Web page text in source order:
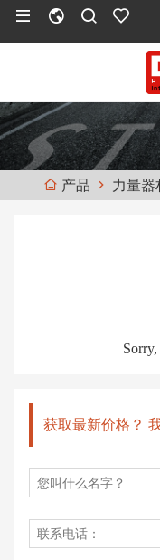
产品 力量器
获取最新价格？